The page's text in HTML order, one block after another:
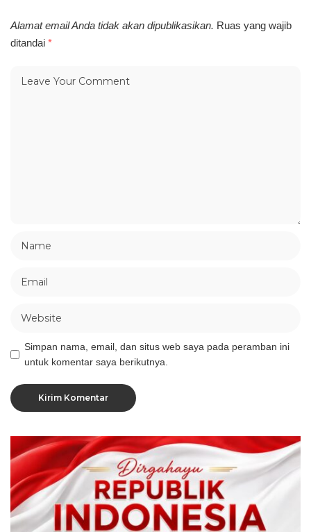
Alamat email Anda tidak akan dipublikasikan. Ruas yang wajib
ditandai *
Simpan nama, email, dan situs web saya pada peramban ini
untuk komentar saya berikutnya.